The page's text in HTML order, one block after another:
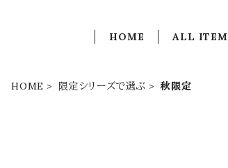
HOME ALL ITEM
HOME 限定シリーズで選ぶ 秋限定